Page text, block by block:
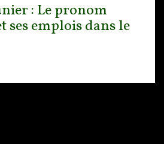
: Le pronom
ses emplois dans le